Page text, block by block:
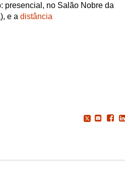
presencial, no Salão Nobre da
e a distância